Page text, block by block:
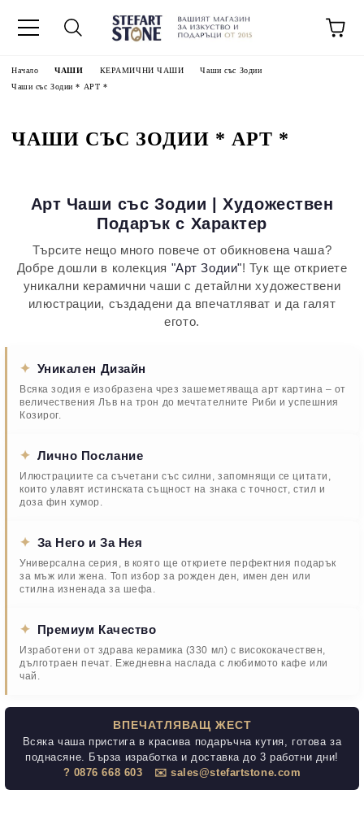
Начало ЧАШИ КЕРАМИЧНИ ЧАШИ
Чаши със Зодии
Чаши със Зодии * АРТ *
ЧАШИ СЪС ЗОДИИ * АРТ *
Арт Чаши със Зодии | Художествен
Подарък с Характер
Търсите нещо много повече от обикновена чаша?
Добре дошли в колекция "Арт Зодии"! Тук ще откриете
уникални керамични чаши с детайлни художествени
илюстрации, създадени да впечатляват и да галят
егото.
✦ Уникален Дизайн
Всяка зодия е изобразена чрез зашеметяваща арт картина – от
величествения Лъв на трон до мечтателните Риби и успешния
Козирог.
✦ Лично Послание
Илюстрациите са съчетани със силни, запомнящи се цитати,
които улавят истинската същност на знака с точност, стил и
доза фин хумор.
✦ За Него и За Нея
Универсална серия, в която ще откриете перфектния подарък
за мъж или жена. Топ избор за рожден ден, имен ден или
стилна изненада за шефа.
✦ Премиум Качество
Изработени от здрава керамика (330 мл) с висококачествен,
дълготраен печат. Ежедневна наслада с любимото кафе или
чай.
ВПЕЧАТЛЯВАЩ ЖЕСТ
Всяка чаша пристига в красива подаръчна кутия, готова за
поднасяне. Бърза изработка и доставка до 3 работни дни!
? 0876 668 603
✉️ sales@stefartstone.com